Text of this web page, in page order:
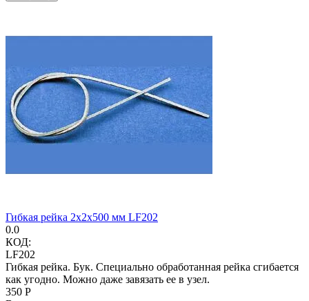
Гибкая рейка 2х2х500 мм LF202
0.0
КОД:
LF202
Гибкая рейка. Бук. Специально обработанная рейка сгибается
как угодно. Можно даже завязать ее в узел.
‍350‍ Р